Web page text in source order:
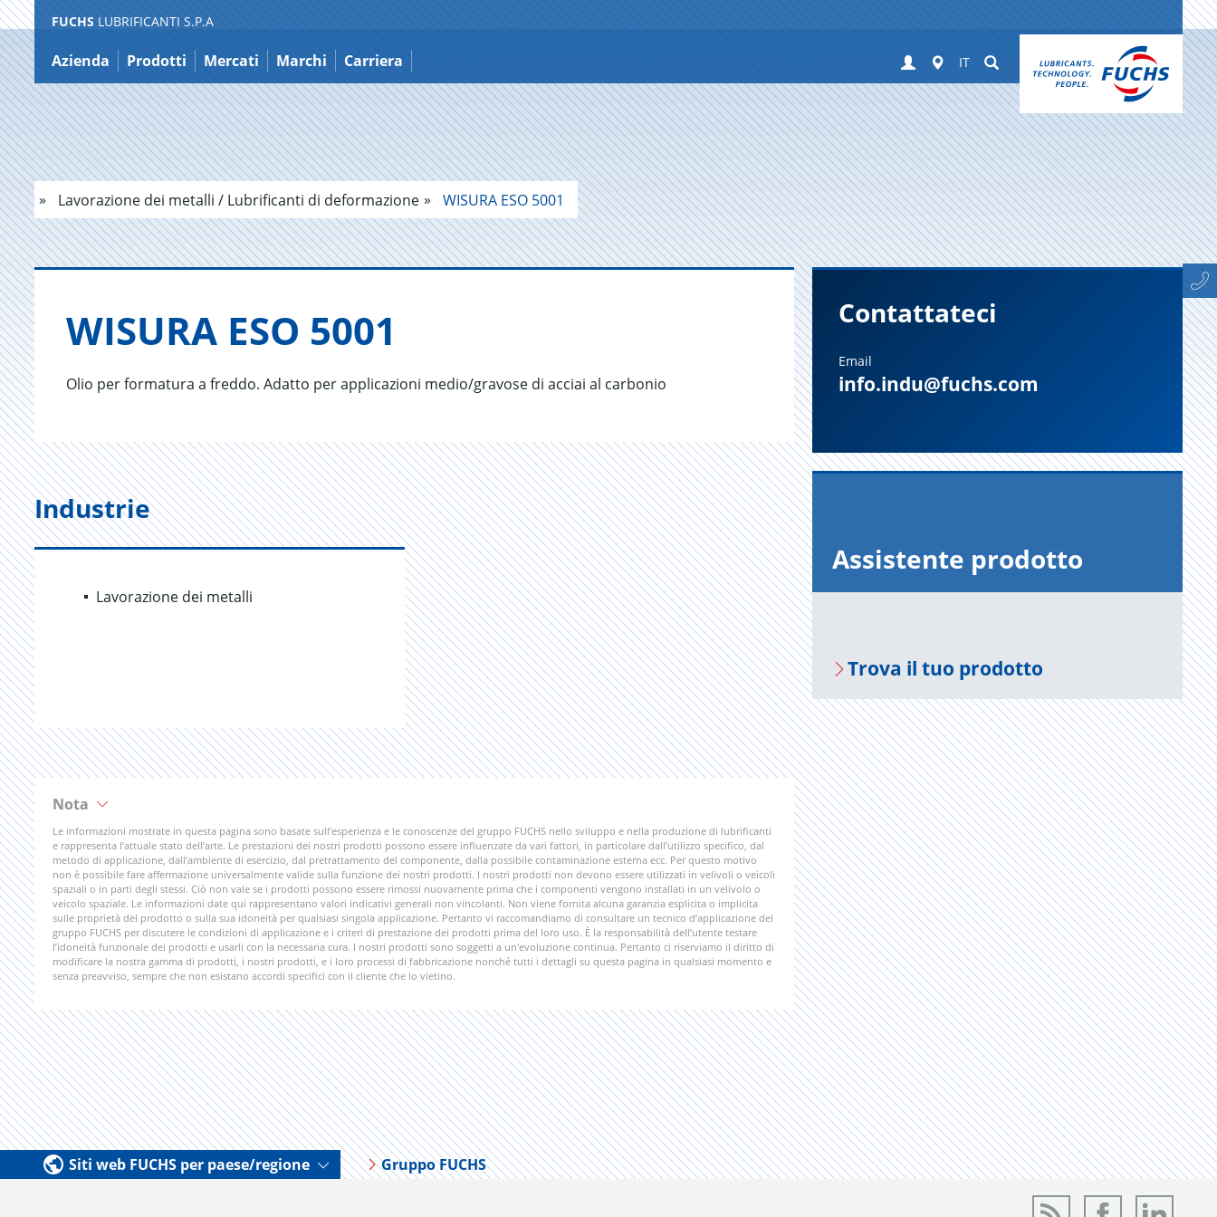
Salta
al
contenuto
FUCHS LUBRIFICANTI S.P.A
Azienda Prodotti Mercati Marchi Carriera Login Worldwide
IT Suchen
Lavorazione dei metalli / Lubrificanti di deformazione WISURA ESO 5001
WI­SU­RA ESO 5001
Olio per formatura a freddo. Adatto per applicazioni medio/gravose di acciai al carbonio
Industrie
Lavorazione dei metalli
Nota
Le informazioni mostrate in questa pagina sono basate sull’esperienza e le conoscenze del gruppo FUCHS nello sviluppo e nella produzione di lubrificanti
e rappresenta l’attuale stato dell’arte. Le prestazioni dei nostri prodotti possono essere influenzate da vari fattori, in particolare dall’utilizzo specifico, dal
metodo di applicazione, dall’ambiente di esercizio, dal pretrattamento del componente, dalla possibile contaminazione esterna ecc. Per questo motivo
non è possibile fare affermazione universalmente valide sulla funzione dei nostri prodotti. I nostri prodotti non devono essere utilizzati in velivoli o veicoli
spaziali o in parti degli stessi. Ciò non vale se i prodotti possono essere rimossi nuovamente prima che i componenti vengono installati in un velivolo o
veicolo spaziale. Le informazioni date qui rappresentano valori indicativi generali non vincolanti. Non viene fornita alcuna garanzia esplicita o implicita
sulle proprietà del prodotto o sulla sua idoneità per qualsiasi singola applicazione. Pertanto vi raccomandiamo di consultare un tecnico d’applicazione del
gruppo FUCHS per discutere le condizioni di applicazione e i criteri di prestazione dei prodotti prima del loro uso. È la responsabilità dell’utente testare
l’idoneità funzionale dei prodotti e usarli con la necessaria cura. I nostri prodotti sono soggetti a un'evoluzione continua. Pertanto ci riserviamo il diritto di
modificare la nostra gamma di prodotti, i nostri prodotti, e i loro processi di fabbricazione nonché tutti i dettagli su questa pagina in qualsiasi momento e
senza preavviso, sempre che non esistano accordi specifici con il cliente che lo vietino.
Contattateci
Email
info.indu@fuchs.com
As­si­sten­te pro­dot­to
Trova il tuo pro­dot­to
Siti web FUCHS per paese/regione Gruppo FUCHS